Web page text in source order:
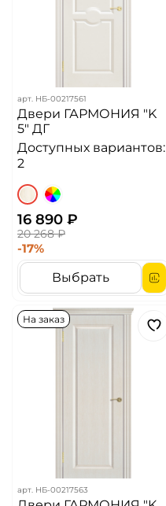
арт. НБ-00217561
Двери ГАРМОНИЯ "K
5" ДГ
Доступных вариантов:
2
16 890 ₽
20 268 ₽
-17%
Выбрать
На заказ
арт. НБ-00217563